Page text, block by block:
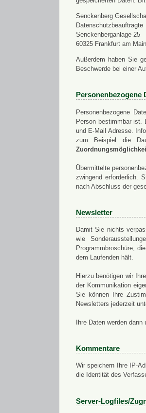
Senckenberg
Datenschutzbeauftragte
Senckenberganlage 25
60325 Frankfurt am Main
Außerdem haben Sie
Beschwerde bei einer
Personenbezogene
Personenbezogene
Person bestimmbar ist.
und E-Mail Adresse.
zum Beispiel die
Übermittelte
zwingend erforderlich.
nach Abschluss der
Newsletter
Damit Sie nichts
wie
Programmbroschüre,
dem Laufenden hält.
Hierzu benötigen wir
der Kommunikation
Sie können Ihre
Newsletters jederzeit
Ihre Daten werden
Kommentare
Wir speichern Ihre IP-
die Identität des
Server-Logfiles/